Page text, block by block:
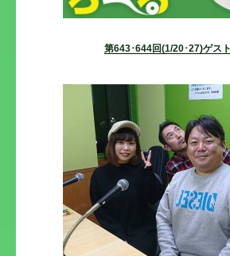
第643･644回(1/20･27)ゲス